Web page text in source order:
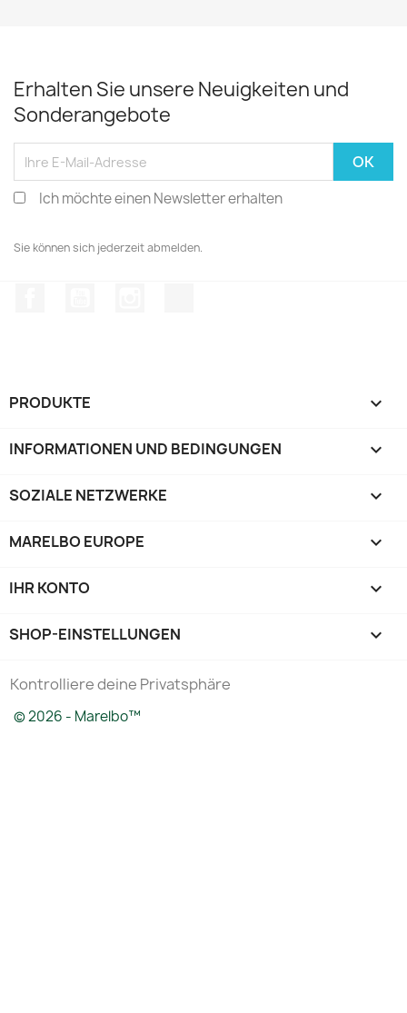
Erhalten Sie unsere Neuigkeiten und
Sonderangebote
Ich möchte einen Newsletter erhalten
Sie können sich jederzeit abmelden.
PRODUKTE 
INFORMATIONEN UND BEDINGUNGEN 
SOZIALE NETZWERKE 
MARELBO EUROPE 
IHR KONTO 
SHOP-EINSTELLUNGEN keyboard_arrow_down
Kontrolliere deine Privatsphäre
© 2026 - Marelbo™